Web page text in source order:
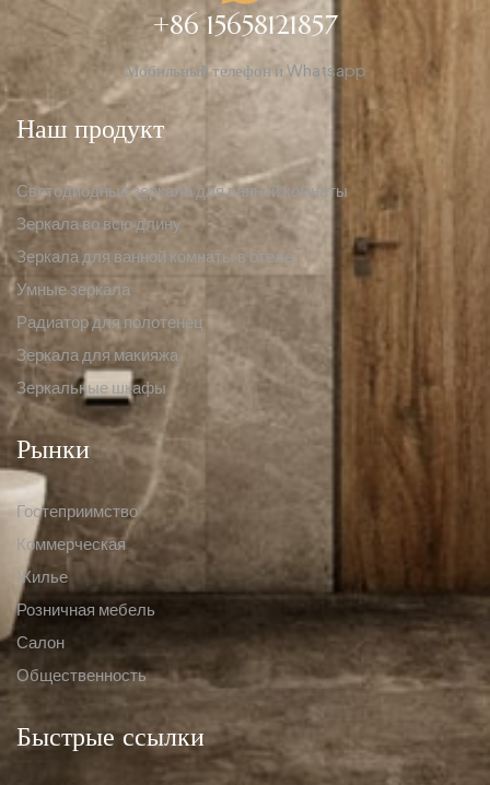
+86 15658121857
Мобильный телефон и Whatsapp
Наш продукт
Светодиодные зеркала для ванной комнаты
Зеркала во всю длину
Зеркала для ванной комнаты в отеле
Умные зеркала
Радиатор для полотенец
Зеркала для макияжа
Зеркальные шкафы
Рынки
Гостеприимство
Коммерческая
Жилье
Розничная мебель
Салон
Общественность
Быстрые ссылки